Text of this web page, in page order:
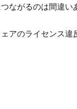
ながるのは間違い
アのライセンス